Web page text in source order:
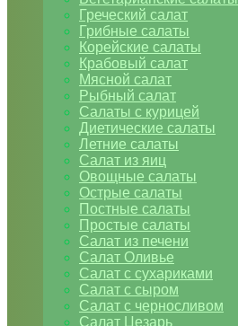
Греческий салат
Грибные салаты
Корейские салаты
Крабовый салат
Мясной салат
Рыбный салат
Салаты с курицей
Диетические салаты
Летние салаты
Салат из яиц
Овощные салаты
Острые салаты
Постные салаты
Простые салаты
Салат из печени
Салат Оливье
Салат с сухариками
Салат с сыром
Салат с черносливом
Салат Цезарь